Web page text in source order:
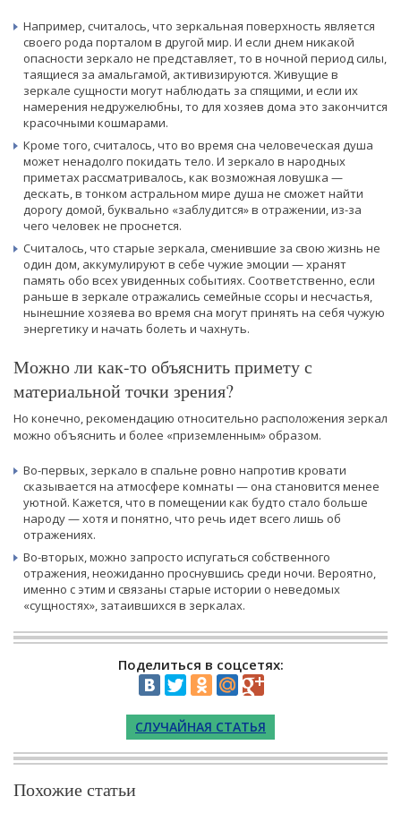
Например, считалось, что зеркальная поверхность является
своего рода порталом в другой мир. И если днем никакой
опасности зеркало не представляет, то в ночной период силы,
таящиеся за амальгамой, активизируются. Живущие в
зеркале сущности могут наблюдать за спящими, и если их
намерения недружелюбны, то для хозяев дома это закончится
красочными кошмарами.
Кроме того, считалось, что во время сна человеческая душа
может ненадолго покидать тело. И зеркало в народных
приметах рассматривалось, как возможная ловушка —
дескать, в тонком астральном мире душа не сможет найти
дорогу домой, буквально «заблудится» в отражении, из-за
чего человек не проснется.
Считалось, что старые зеркала, сменившие за свою жизнь не
один дом, аккумулируют в себе чужие эмоции — хранят
память обо всех увиденных событиях. Соответственно, если
раньше в зеркале отражались семейные ссоры и несчастья,
нынешние хозяева во время сна могут принять на себя чужую
энергетику и начать болеть и чахнуть.
Можно ли как-то объяснить примету с
материальной точки зрения?
Но конечно, рекомендацию относительно расположения зеркал
можно объяснить и более «приземленным» образом.
Во-первых, зеркало в спальне ровно напротив кровати
сказывается на атмосфере комнаты — она становится менее
уютной. Кажется, что в помещении как будто стало больше
народу — хотя и понятно, что речь идет всего лишь об
отражениях.
Во-вторых, можно запросто испугаться собственного
отражения, неожиданно проснувшись среди ночи. Вероятно,
именно с этим и связаны старые истории о неведомых
«сущностях», затаившихся в зеркалах.
Поделиться в соцсетях:
СЛУЧАЙНАЯ СТАТЬЯ
Похожие статьи